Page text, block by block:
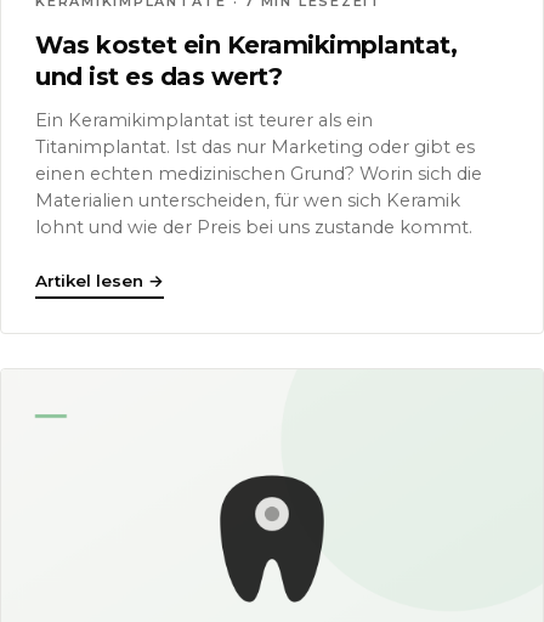
Was kostet ein Keramikimplantat,
und ist es das wert?
Ein Keramikimplantat ist teurer als ein
Titanimplantat. Ist das nur Marketing oder gibt es
einen echten medizinischen Grund? Worin sich die
Materialien unterscheiden, für wen sich Keramik
lohnt und wie der Preis bei uns zustande kommt.
Artikel lesen →